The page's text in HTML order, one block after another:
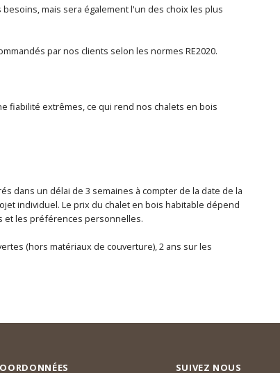
mais sera également l'un des choix les plus
par nos clients selon les normes RE2020.
fiabilité extrêmes, ce qui rend nos chalets en bois
dans un délai de 3 semaines à compter de la date de la
individuel. Le prix du chalet en bois habitable dépend
et les préférences personnelles.
(hors matériaux de couverture), 2 ans sur les
SUIVEZ NOUS